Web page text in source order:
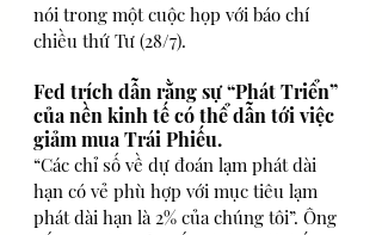
nói trong một cuộc họp với báo chí
chiều thứ Tư (28/7).
Fed trích dẫn rằng sự “Phát Triển”
của nền kinh tế có thể dẫn tới việc
giảm mua Trái Phiếu.
“Các chỉ số về dự đoán lạm phát dài
hạn có vẻ phù hợp với mục tiêu lạm
phát dài hạn là 2% của chúng tôi”. Ông